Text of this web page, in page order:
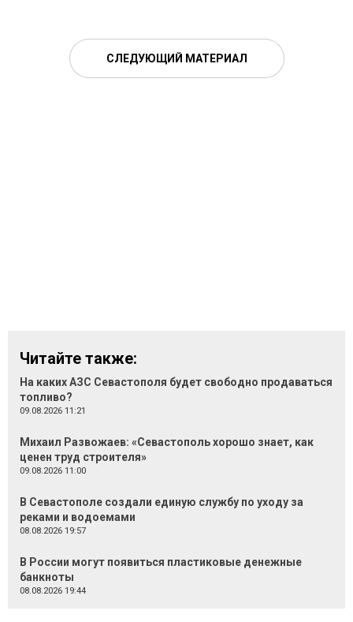
СЛЕДУЮЩИЙ МАТЕРИАЛ
Читайте также:
На каких АЗС Севастополя будет свободно продаваться
топливо?
09.08.2026 11:21
Михаил Развожаев: «Севастополь хорошо знает, как
ценен труд строителя»
09.08.2026 11:00
В Севастополе создали единую службу по уходу за
реками и водоемами
08.08.2026 19:57
В России могут появиться пластиковые денежные
банкноты
08.08.2026 19:44